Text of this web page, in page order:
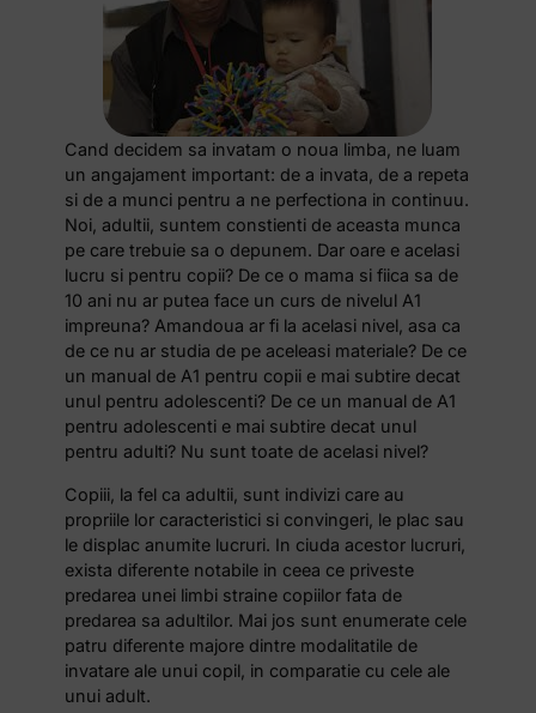
Cand decidem sa invatam o noua limba, ne luam
un angajament important: de a invata, de a repeta
si de a munci pentru a ne perfectiona in continuu.
Noi, adultii, suntem constienti de aceasta munca
pe care trebuie sa o depunem. Dar oare e acelasi
lucru si pentru copii? De ce o mama si fiica sa de
10 ani nu ar putea face un curs de nivelul A1
impreuna? Amandoua ar fi la acelasi nivel, asa ca
de ce nu ar studia de pe aceleasi materiale? De ce
un manual de A1 pentru copii e mai subtire decat
unul pentru adolescenti? De ce un manual de A1
pentru adolescenti e mai subtire decat unul
pentru adulti? Nu sunt toate de acelasi nivel?
Copiii, la fel ca adultii, sunt indivizi care au
propriile lor caracteristici si convingeri, le plac sau
le displac anumite lucruri. In ciuda acestor lucruri,
exista diferente notabile in ceea ce priveste
predarea unei limbi straine copiilor fata de
predarea sa adultilor. Mai jos sunt enumerate cele
patru diferente majore dintre modalitatile de
invatare ale unui copil, in comparatie cu cele ale
unui adult.